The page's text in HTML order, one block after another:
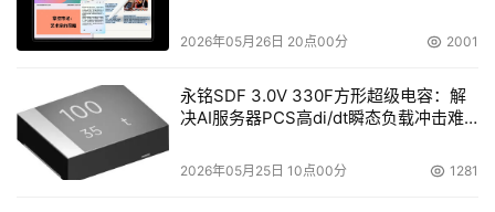
本文来源于DOIT传媒，文章内容仅供参考，不构成投资建议。
2026年05月26日 20点00分 2001
永铭SDF 3.0V 330F方形超级电容：解
决AI服务器PCS高di/dt瞬态负载冲击难
2026年05月25日 10点00分 1281